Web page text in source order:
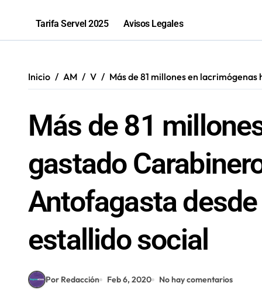
Tarifa Servel 2025 Avisos Legales
Inicio AM V Más de 81 millones en
Más de 81
gastado
Antofagasta
estallido social
Por Redacción Feb 6, 2020 No hay comentarios